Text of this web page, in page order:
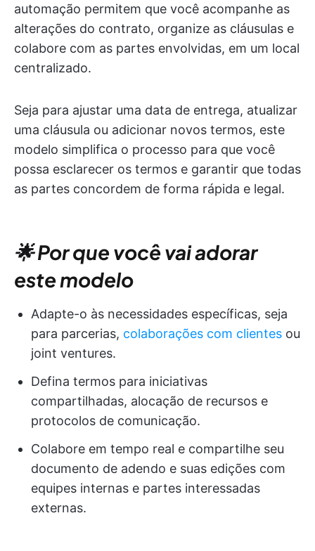
automação permitem que você acompanhe as
alterações do contrato, organize as cláusulas e
colabore com as partes envolvidas, em um local
centralizado.
Seja para ajustar uma data de entrega, atualizar
uma cláusula ou adicionar novos termos, este
modelo simplifica o processo para que você
possa esclarecer os termos e garantir que todas
as partes concordem de forma rápida e legal.
🌟 Por que você vai adorar
este modelo
Adapte-o às necessidades específicas, seja
para parcerias, colaborações com clientes ou
joint ventures.
Defina termos para iniciativas
compartilhadas, alocação de recursos e
protocolos de comunicação.
Colabore em tempo real e compartilhe seu
documento de adendo e suas edições com
equipes internas e partes interessadas
externas.